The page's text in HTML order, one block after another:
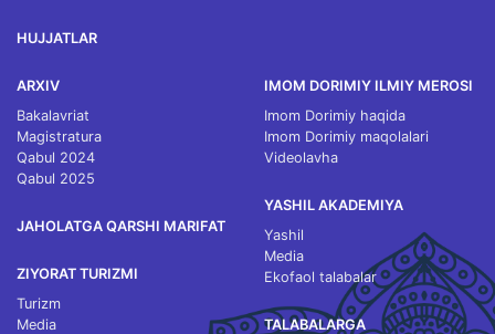
HUJJATLAR
ARXIV
Bakalavriat
Magistratura
Qabul 2024
Qabul 2025
JAHOLATGA QARSHI MARIFAT
ZIYORAT TURIZMI
Turizm
Media
IMOM DORIMIY ILMIY MEROSI
Imom Dorimiy haqida
Imom Dorimiy maqolalari
Videolavha
YASHIL AKADEMIYA
Yashil
Media
Ekofaol talabalar
TALABALARGA